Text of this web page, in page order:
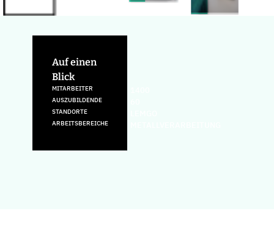
Auf einen
Blick
MITARBEITER
AUSZUBILDENDE
STANDORTE
ARBEITSBEREICHE